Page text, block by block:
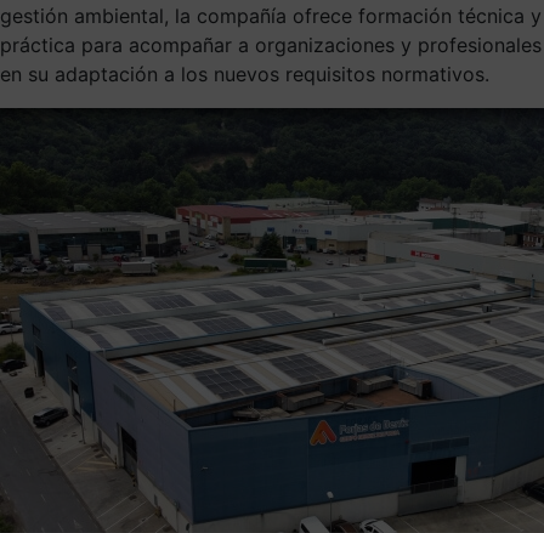
gestión ambiental, la compañía ofrece formación técnica y
práctica para acompañar a organizaciones y profesionales
en su adaptación a los nuevos requisitos normativos.